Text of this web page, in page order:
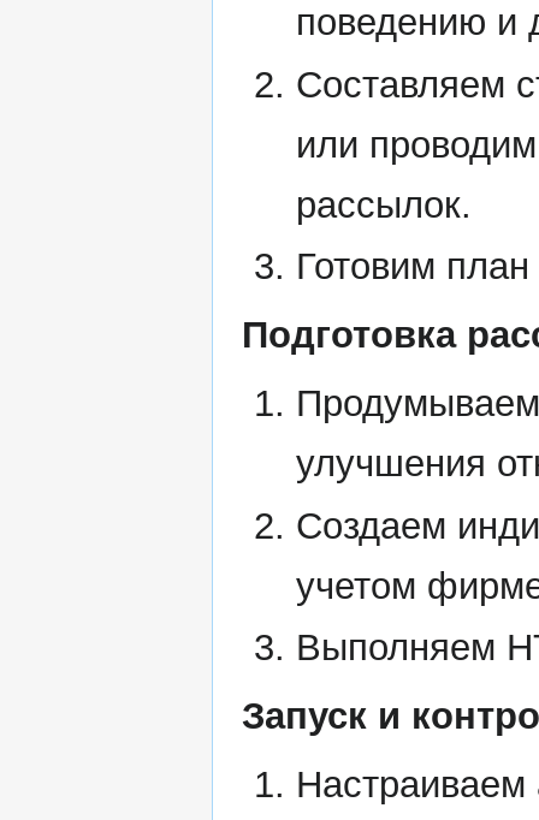
поведению и
Составляем
или
рассылок.
Готовим
Подготовка
улучшения
Создаем
учетом
Выполняем
Запуск и
Настраиваем